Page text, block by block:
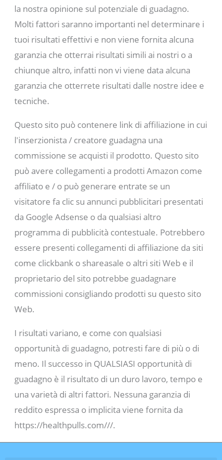
la nostra opinione sul potenziale di guadagno.
Molti fattori saranno importanti nel determinare i
tuoi risultati effettivi e non viene fornita alcuna
garanzia che otterrai risultati simili ai nostri o a
chiunque altro, infatti non vi viene data alcuna
garanzia che otterrete risultati dalle nostre idee e
tecniche.
Questo sito può contenere link di affiliazione in cui
l'inserzionista / creatore guadagna una
commissione se acquisti il ​​prodotto. Questo sito
può avere collegamenti a prodotti Amazon come
affiliato e / o può generare entrate se un
visitatore fa clic su annunci pubblicitari presentati
da Google Adsense o da qualsiasi altro
programma di pubblicità contestuale. Potrebbero
essere presenti collegamenti di affiliazione da siti
come clickbank o shareasale o altri siti Web e il
proprietario del sito potrebbe guadagnare
commissioni consigliando prodotti su questo sito
Web.
I risultati variano, e come con qualsiasi
opportunità di guadagno, potresti fare di più o di
meno. Il successo in QUALSIASI opportunità di
guadagno è il risultato di un duro lavoro, tempo e
una varietà di altri fattori. Nessuna garanzia di
reddito espressa o implicita viene fornita da
https://healthpulls.com///.